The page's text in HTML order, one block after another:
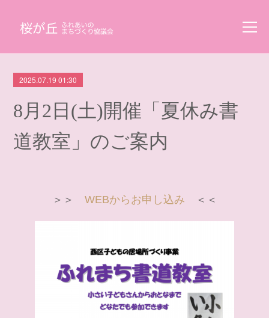
2025.07.19 01:30
8月2日(土)開催「夏休み書
道教室」のご案内
＞＞ WEBからお申し込み ＜＜